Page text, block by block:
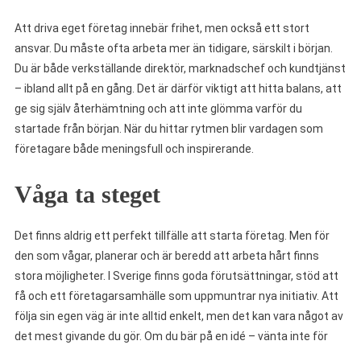
Att driva eget företag innebär frihet, men också ett stort
ansvar. Du måste ofta arbeta mer än tidigare, särskilt i början.
Du är både verkställande direktör, marknadschef och kundtjänst
– ibland allt på en gång. Det är därför viktigt att hitta balans, att
ge sig själv återhämtning och att inte glömma varför du
startade från början. När du hittar rytmen blir vardagen som
företagare både meningsfull och inspirerande.
Våga ta steget
Det finns aldrig ett perfekt tillfälle att starta företag. Men för
den som vågar, planerar och är beredd att arbeta hårt finns
stora möjligheter. I Sverige finns goda förutsättningar, stöd att
få och ett företagarsamhälle som uppmuntrar nya initiativ. Att
följa sin egen väg är inte alltid enkelt, men det kan vara något av
det mest givande du gör. Om du bär på en idé – vänta inte för